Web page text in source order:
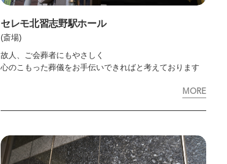
セレモ北習志野駅ホール
(斎場)
故人、ご会葬者にもやさしく
心のこもった葬儀をお手伝いできればと考えております
MORE